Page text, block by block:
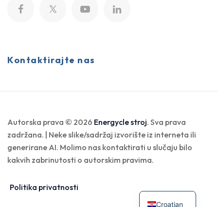
Kontaktirajte nas
Autorska prava © 2026 Energycle stroj. Sva prava
zadržana. | Neke slike/sadržaj izvorište iz interneta ili
generirane AI. Molimo nas kontaktirati u slučaju bilo
kakvih zabrinutosti o autorskim pravima.
Politika privatnosti
Croatian